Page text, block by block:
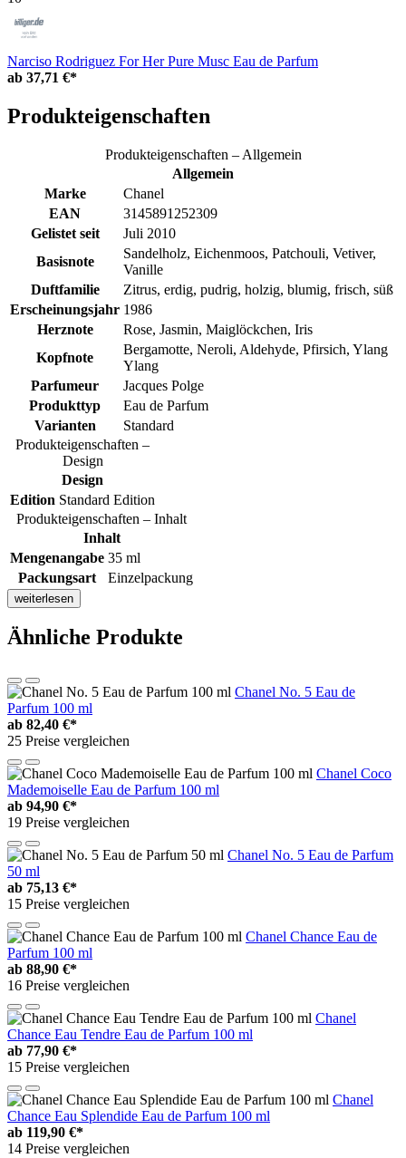
Narciso Rodriguez For Her Pure Musc Eau de Parfum
ab 37,71 €*
Produkteigenschaften
Produkteigenschaften – Allgemein
Allgemein
Marke
Chanel
EAN
3145891252309
Gelistet seit
Juli 2010
Basisnote
Sandelholz, Eichenmoos, Patchouli, Vetiver,
Vanille
Duftfamilie
Zitrus, erdig, pudrig, holzig, blumig, frisch, süß
Erscheinungsjahr 1986
Herznote
Rose, Jasmin, Maiglöckchen, Iris
Kopfnote
Bergamotte, Neroli, Aldehyde, Pfirsich, Ylang
Ylang
Parfumeur
Jacques Polge
Produkttyp
Eau de Parfum
Varianten
Standard
Produkteigenschaften –
Design
Design
Edition Standard Edition
Produkteigenschaften – Inhalt
Inhalt
Mengenangabe 35 ml
Packungsart
Einzelpackung
weiterlesen
Ähnliche Produkte
Chanel No. 5 Eau de
Parfum 100 ml
ab 82,40 €*
25 Preise vergleichen
Chanel Coco
Mademoiselle Eau de Parfum 100 ml
ab 94,90 €*
19 Preise vergleichen
Chanel No. 5 Eau de Parfum
50 ml
ab 75,13 €*
15 Preise vergleichen
Chanel Chance Eau de
Parfum 100 ml
ab 88,90 €*
16 Preise vergleichen
Chanel
Chance Eau Tendre Eau de Parfum 100 ml
ab 77,90 €*
15 Preise vergleichen
Chanel
Chance Eau Splendide Eau de Parfum 100 ml
ab 119,90 €*
14 Preise vergleichen